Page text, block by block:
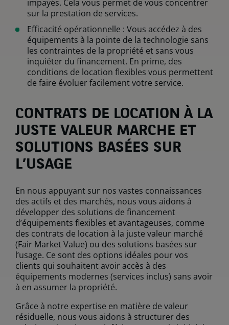
impayés. Cela vous permet de vous concentrer
sur la prestation de services.
Efficacité opérationnelle : Vous accédez à des
équipements à la pointe de la technologie sans
les contraintes de la propriété et sans vous
inquiéter du financement. En prime, des
conditions de location flexibles vous permettent
de faire évoluer facilement votre service.
CONTRATS DE LOCATION À LA
JUSTE VALEUR MARCHE ET
SOLUTIONS BASÉES SUR
L’USAGE
En nous appuyant sur nos vastes connaissances
des actifs et des marchés, nous vous aidons à
développer des solutions de financement
d’équipements flexibles et avantageuses, comme
des contrats de location à la juste valeur marché
(Fair Market Value) ou des solutions basées sur
l’usage. Ce sont des options idéales pour vos
clients qui souhaitent avoir accès à des
équipements modernes (services inclus) sans avoir
à en assumer la propriété.
Grâce à notre expertise en matière de valeur
résiduelle, nous vous aidons à structurer des